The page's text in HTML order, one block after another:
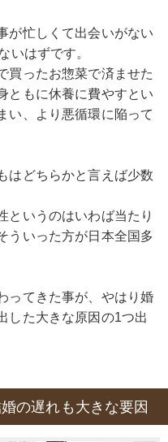
が忙しくて出会いがない
いはずです。
買ったお惣菜で済ませた
ともに休養に費やすとい
い、より悪循環に陥って
はどちらかと言えば少数
というのはいわば当たり
ういった方が日本全国多
ってきた事が、やはり婚
した大きな原因の1つ出
の遅れも大きな要因